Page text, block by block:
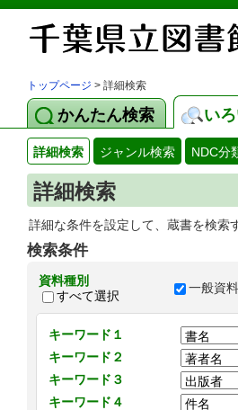
トップページ > 詳細検索
かんたん検索 い
詳細検索 ジャンル検索 NDC分
詳細検索
詳細な条件を設定して、蔵書を検索
検索条件
資料種別
すべて選択
一般資料
キーワード１
キーワード２
キーワード３
キーワード４